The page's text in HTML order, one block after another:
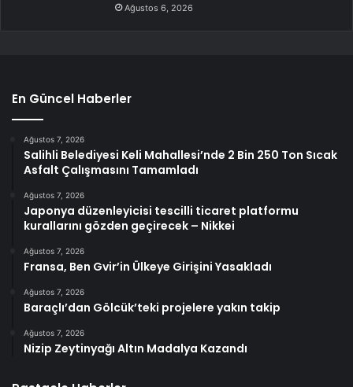
Ağustos 6, 2026
En Güncel Haberler
Ağustos 7, 2026
Salihli Belediyesi Keli Mahallesi’nde 2 Bin 250 Ton Sıcak
Asfalt Çalışmasını Tamamladı
Ağustos 7, 2026
Japonya düzenleyicisi tescilli ticaret platformu
kurallarını gözden geçirecek – Nikkei
Ağustos 7, 2026
Fransa, Ben Gvir’in Ülkeye Girişini Yasakladı
Ağustos 7, 2026
Baraçlı’dan Gölcük’teki projelere yakın takip
Ağustos 7, 2026
Nizip Zeytinyağı Altın Madalya Kazandı